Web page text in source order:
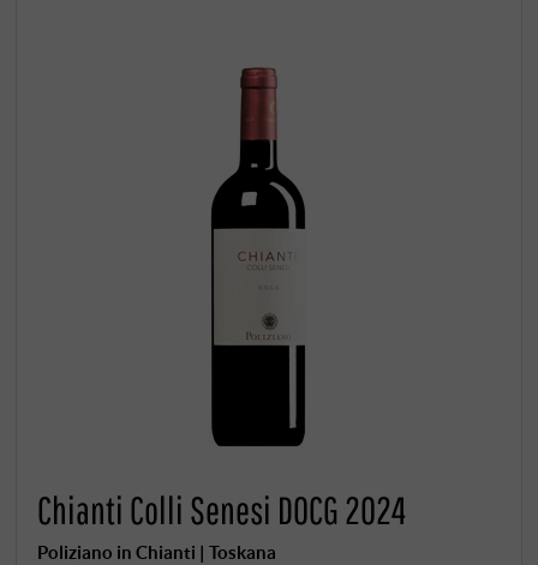
Chianti Colli Senesi DOCG 2024
Poliziano in Chianti | Toskana